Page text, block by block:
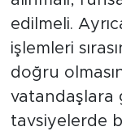
edilmeli.
işlemleri
doğru
vatandaşlara
tavsiyelerde